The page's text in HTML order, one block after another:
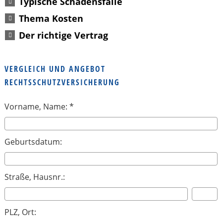
Thema Kosten
Der richtige Vertrag
VERGLEICH UND ANGEBOT
RECHTSSCHUTZVERSICHERUNG
Vorname, Name: *
Geburtsdatum:
Straße, Hausnr.:
PLZ, Ort: